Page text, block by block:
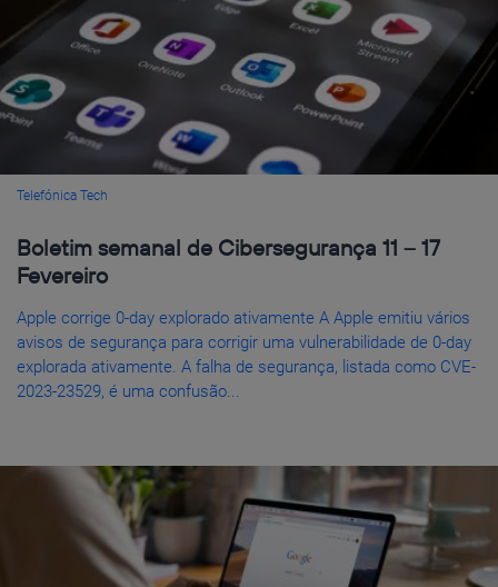
Telefónica Tech
Boletim semanal de Cibersegurança 11 – 17
Fevereiro
Apple corrige 0-day explorado ativamente A Apple emitiu vários
avisos de segurança para corrigir uma vulnerabilidade de 0-day
explorada ativamente. A falha de segurança, listada como CVE-
2023-23529, é uma confusão...